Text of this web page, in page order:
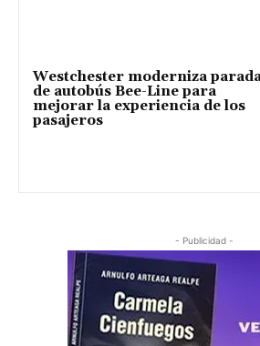
Westchester moderniza
de autobús Bee-Line para
mejorar la experiencia de los
pasajeros
- Publicidad -